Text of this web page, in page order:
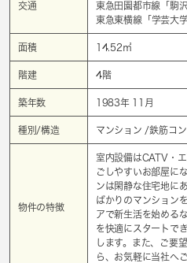
交通
東急田園都市線「 駒
東急東横線「 学芸大
面積 14.52㎡
階建 4階
築年数 1983年 11月
種別/構造 マンション /鉄筋コ
物件の特徴
室内設備はCATV・
ごしやすいお部屋に
ンは閑静な住宅地に
ばかりのマンション
アで新生活を始める
を快適にスタートで
します。また、ご要
ら、お気軽に当社へ